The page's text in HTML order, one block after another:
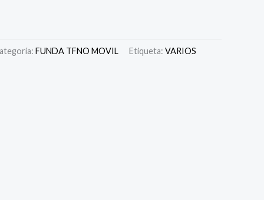
FUNDA TFNO MOVIL Etiqueta: VARIOS